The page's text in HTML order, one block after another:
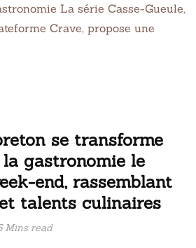
La série Casse-Gueule,
Crave, propose une
se transforme
gastronomie le
end, rassemblant
talents culinaires
Mins read